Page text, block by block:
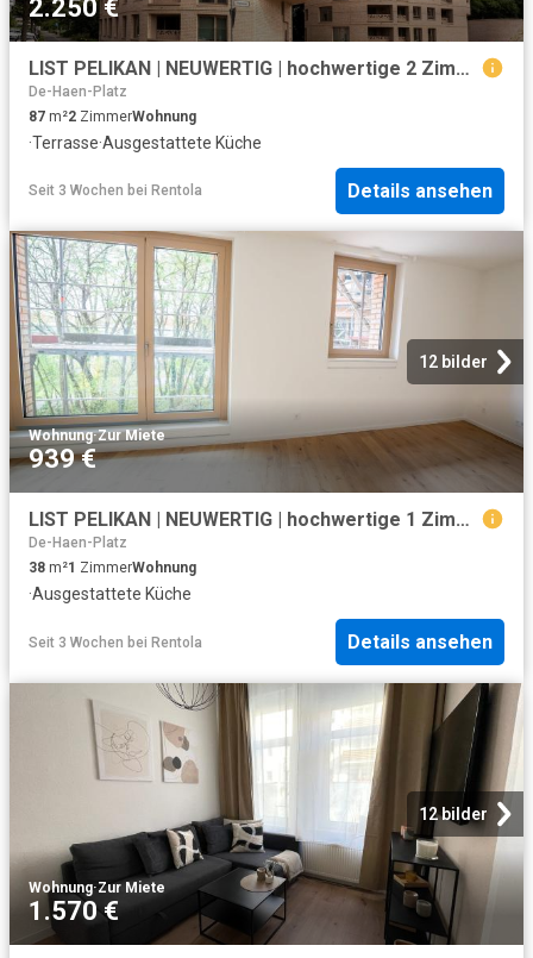
2.250 €
LIST PELIKAN | NEUWERTIG | hochwertige 2 Zimmer Wohnung mit Dachterrasse und Einbauküche
De-Haen-Platz
87 m²2 ZimmerWohnung
·Terrasse·Ausgestattete Küche
Seit 3 Wochen bei Rentola Details ansehen
12 bilder
Wohnung·Zur Miete
939 €
LIST PELIKAN | NEUWERTIG | hochwertige 1 Zimmer Wohnung mit Einbauküche
De-Haen-Platz
38 m²1 ZimmerWohnung
·Ausgestattete Küche
Seit 3 Wochen bei Rentola Details ansehen
12 bilder
Wohnung·Zur Miete
1.570 €